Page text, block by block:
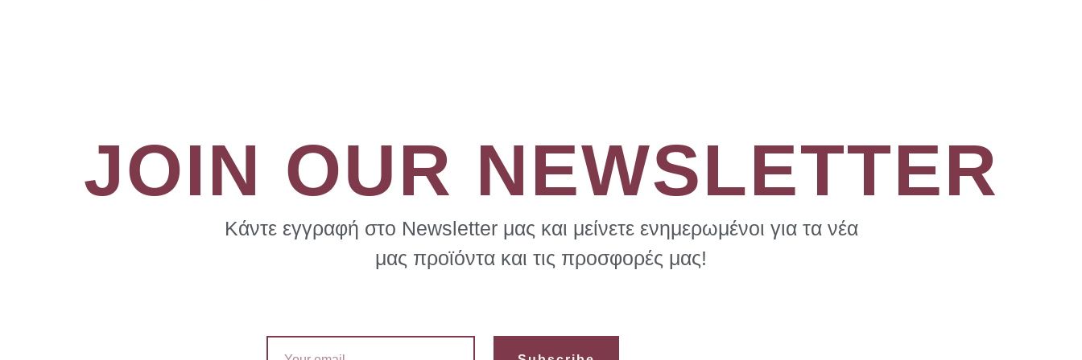
JOIN OUR NEWSLETTER
Κάντε εγγραφή στο Newsletter μας και μείνετε ενημερωμένοι για τα νέα
μας προϊόντα και τις προσφορές μας!